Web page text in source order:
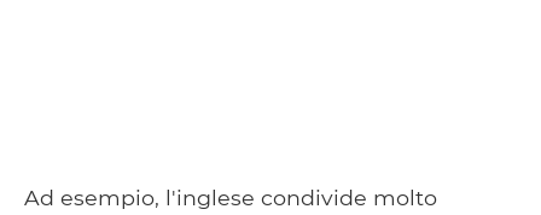
Ad esempio, l'inglese condivide molto